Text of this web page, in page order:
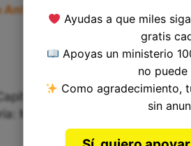
33, Libro de Números
Moisés.
Ayudas a que miles
gratis
Apoyas un ministerio
no
Como agradecimiento,
sin